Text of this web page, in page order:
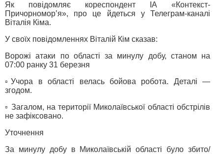
Як повідомляє кореспондент ІА «Контекст-
Причорномор’я», про це йдеться у Телеграм-каналі
Віталія Кіма.
У своїх повідомленнях Віталій Кім сказав:
Ворожі атаки по області за минулу добу, станом на
07:00 ранку 31 березня
▫️Учора в області велась бойова робота. Деталі —
згодом.
▫️ Загалом, на території Миколаївської області обстрілів
не зафіксовано.
Уточнення
За минулу добу в Миколаївській області було збито/